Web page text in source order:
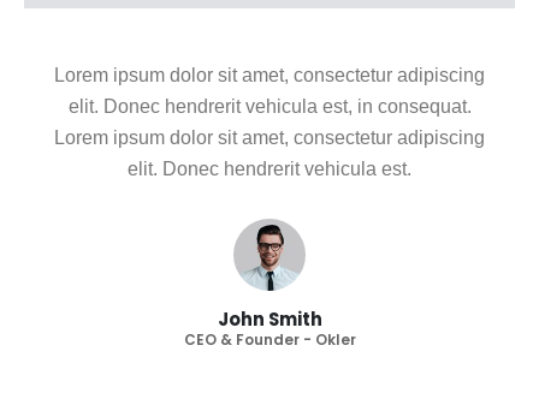
Lorem ipsum dolor sit amet, consectetur adipiscing
elit. Donec hendrerit vehicula est, in consequat.
Lorem ipsum dolor sit amet, consectetur adipiscing
elit. Donec hendrerit vehicula est.
John Smith
CEO & Founder - Okler